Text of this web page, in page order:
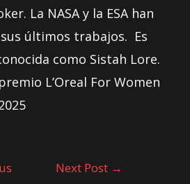
La NASA y la ESA han
últimos trabajos. Es
como Sistah Lore.
L’Oreal For Women
Next Post →